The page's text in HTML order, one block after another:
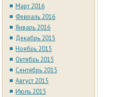
Март 2016
Февраль 2016
Январь 2016
Декабрь 2015
Ноябрь 2015
Октябрь 2015
Сентябрь 2015
Август 2015
Июль 2015